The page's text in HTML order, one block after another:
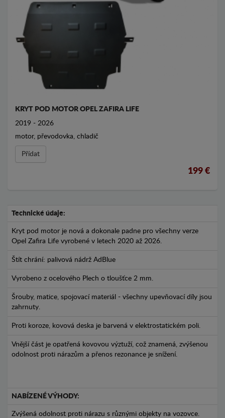
KRYT POD MOTOR OPEL ZAFIRA LIFE
2019 - 2026
motor, převodovka, chladič
Přídat
199 €
Technické údaje:
Kryt pod motor je nová a dokonale padne pro všechny verze
Opel Zafira Life vyrobené v letech 2020 až 2026.
Štít chrání: palivová nádrž AdBlue
Vyrobeno z ocelového Plech o tloušťce 2 mm.
Šrouby, matice, spojovací materiál - všechny upevňovací díly jsou
zahrnuty.
Proti koroze, kovová deska je barvená v elektrostatickém poli.
Vnější část je opatřená kovovou výztuží, což znamená, zvýšenou
odolnost proti nárazům a přenos rezonance je snížení.
NABÍZENÉ VÝHODY:
Zvýšená odolnost proti nárazu s různými objekty na vozovce.